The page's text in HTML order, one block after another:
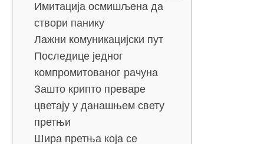
Имитација осмишљена да
створи панику
Лажни комуникацијски пут
Последице једног
компромитованог рачуна
Зашто крипто преваре
цветају у данашњем свету
претњи
Шира претња која се